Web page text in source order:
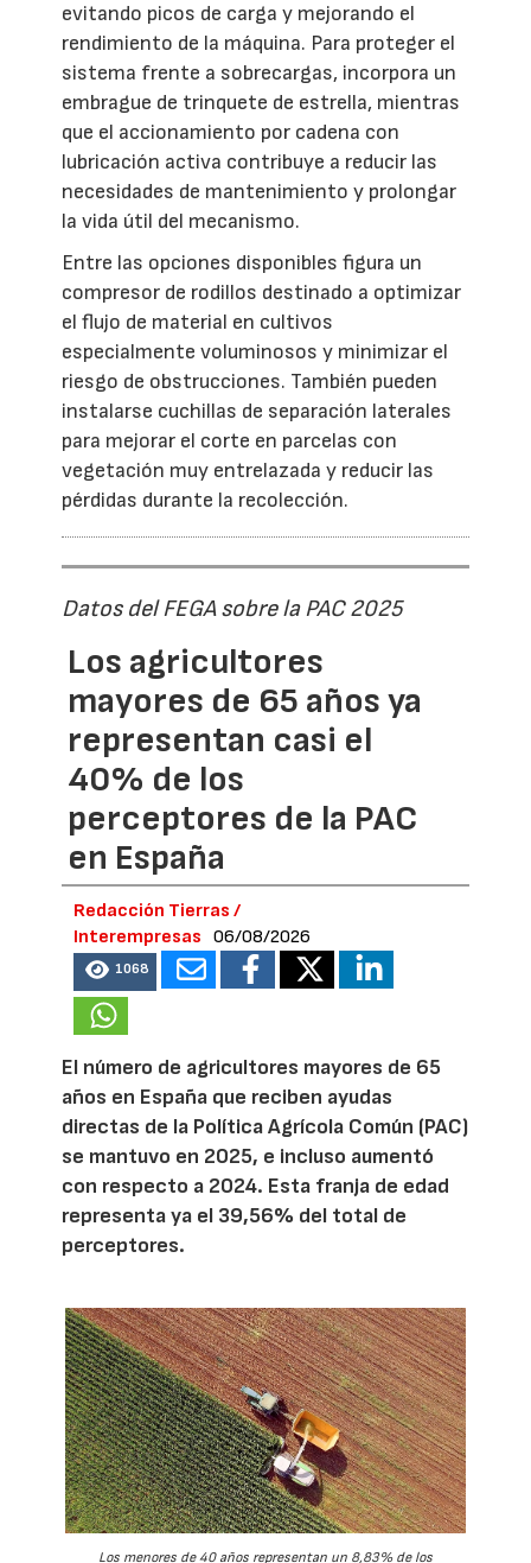
evitando picos de carga y mejorando el
rendimiento de la máquina. Para proteger el
sistema frente a sobrecargas, incorpora un
embrague de trinquete de estrella, mientras
que el accionamiento por cadena con
lubricación activa contribuye a reducir las
necesidades de mantenimiento y prolongar
la vida útil del mecanismo.
Entre las opciones disponibles figura un
compresor de rodillos destinado a optimizar
el flujo de material en cultivos
especialmente voluminosos y minimizar el
riesgo de obstrucciones. También pueden
instalarse cuchillas de separación laterales
para mejorar el corte en parcelas con
vegetación muy entrelazada y reducir las
pérdidas durante la recolección.
Datos del FEGA sobre la PAC 2025
Los agricultores
mayores de 65 años ya
representan casi el
40% de los
perceptores de la PAC
en España
Redacción Tierras /
Interempresas
06/08/2026
1068
El número de agricultores mayores de 65
años en España que reciben ayudas
directas de la Política Agrícola Común (PAC)
se mantuvo en 2025, e incluso aumentó
con respecto a 2024. Esta franja de edad
representa ya el 39,56% del total de
perceptores.
Los menores de 40 años representan un 8,83% de los